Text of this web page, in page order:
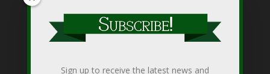
While WPNA makes every effort to present accurate and
reliable information on this web site, WPNA does not endorse,
approve, or certify such information, nor does it guarantee the
Sign up to receive the latest news and